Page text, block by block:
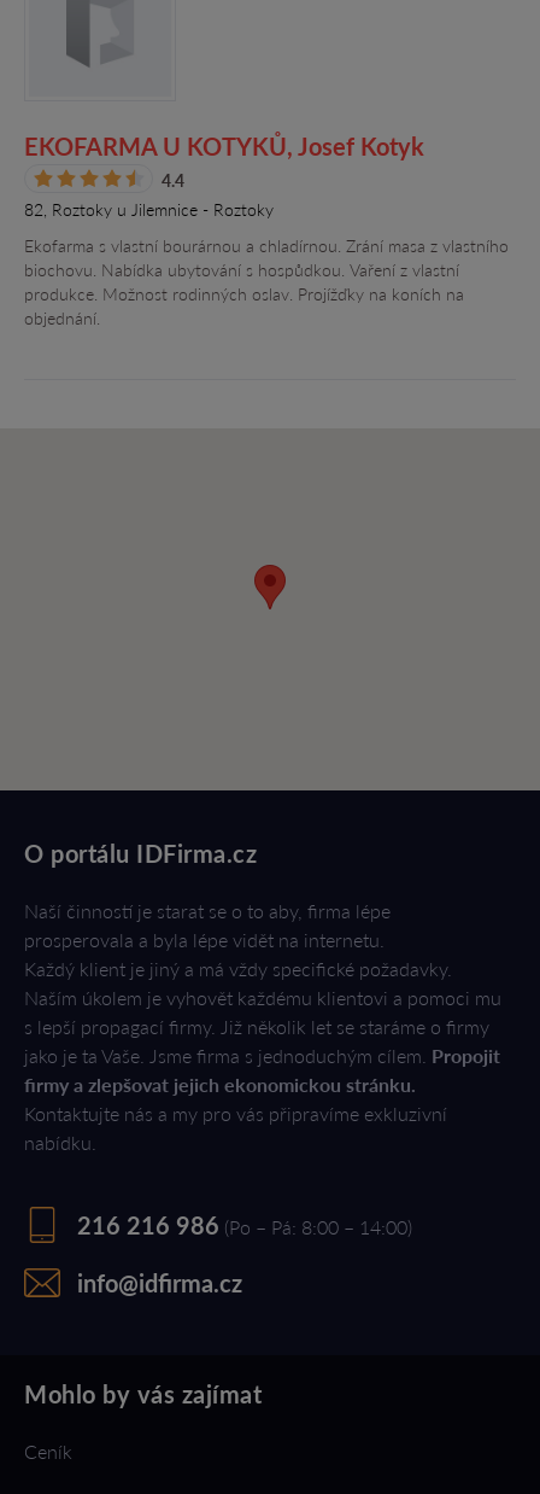
EKOFARMA U KOTYKŮ, Josef Kotyk
4.4
82, Roztoky u Jilemnice - Roztoky
Ekofarma s vlastní bourárnou a chladírnou. Zrání masa z vlastního
biochovu. Nabídka ubytování s hospůdkou. Vaření z vlastní
produkce. Možnost rodinných oslav. Projížďky na koních na
objednání.
O portálu IDFirma.cz
Naší činností je starat se o to aby, firma lépe
prosperovala a byla lépe vidět na internetu.
Každý klient je jiný a má vždy specifické požadavky.
Naším úkolem je vyhovět každému klientovi a pomoci mu
s lepší propagací firmy. Již několik let se staráme o firmy
jako je ta Vaše. Jsme firma s jednoduchým cílem. Propojit
firmy a zlepšovat jejich ekonomickou stránku.
Kontaktujte nás a my pro vás připravíme exkluzivní
nabídku.
216 216 986 (Po – Pá: 8:00 – 14:00)
info@idfirma.cz
Mohlo by vás zajímat
Ceník